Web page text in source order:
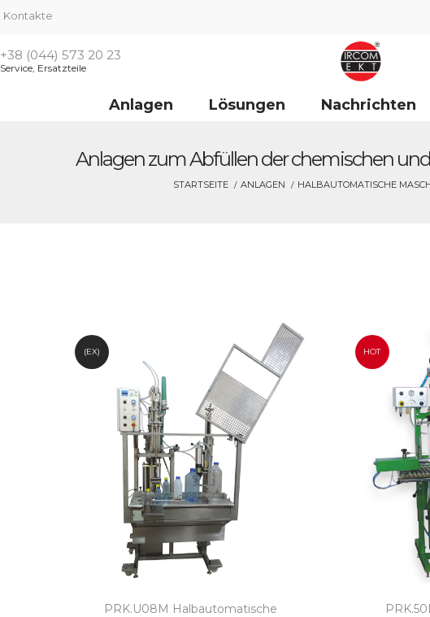
Kontakte
+38 (044) 573 20 23
Service, Ersatzteile
Anlagen Lösungen Nachrichten
Anlagen zum Abfüllen der chemischen
STARTSEITE ANLAGEN HALBAUTOMATISCHE
(EX)
PRK.U08M Halbautomatische
HOT